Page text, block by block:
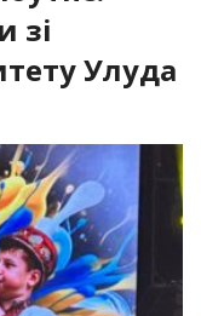
зі
Улуда